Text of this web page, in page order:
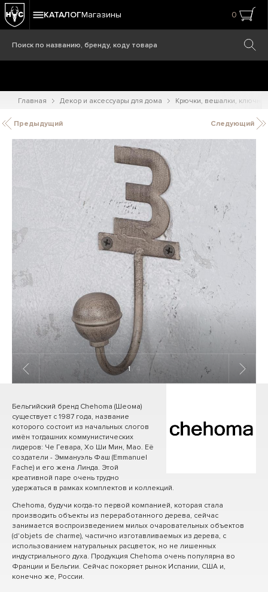
КАТАЛОГМагазины 0
Главная Декор и аксессуары для дома Крючки, вешалки,
Предыдущий Следующий
1
Бельгийский бренд Chehoma (Шеома)
существует с 1987 года, название
которого состоит из начальных слогов
имён тогдашних коммунистических
лидеров: Че Гевара, Хо Ши Мин, Мао. Её
создатели - Эммануэль Фаш (Emmanuel
Fache) и его жена Линда. Этой
креативной паре очень трудно
удержаться в рамках комплектов и коллекций.
Chehoma, будучи когда-то первой компанией, которая стала
производить объекты из переработанного дерева, сейчас
занимается воспроизведением милых очаровательных объектов
(d'objets de charme), частично изготавливаемых из дерева, с
использованием натуральных расцветок, но не лишенных
индустриального духа. Продукция Chehoma очень популярна во
Франции и Бельгии. Сейчас покоряет рынок Испании, США и,
конечно же, России.